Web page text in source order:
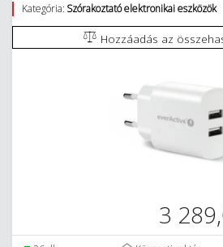
Kategória: Szórakoztató elektronikai eszközök
Hozzáadás az
3